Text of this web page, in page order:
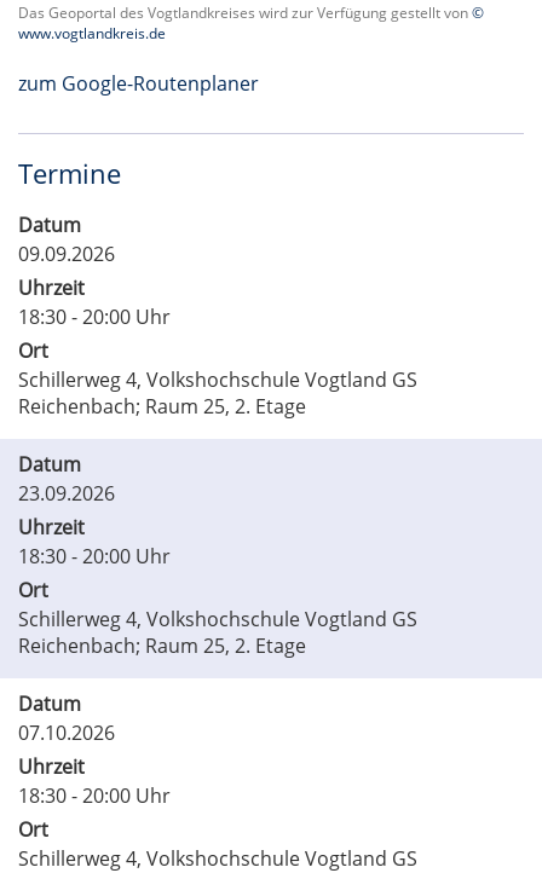
Das Geoportal des Vogtlandkreises wird zur Verfügung gestellt von©
www.vogtlandkreis.de
zum Google-Routenplaner
Termine
Datum
09.09.2026
Uhrzeit
18:30 - 20:00 Uhr
Ort
Schillerweg 4, Volkshochschule Vogtland GS
Reichenbach; Raum 25, 2. Etage
Datum
23.09.2026
Uhrzeit
18:30 - 20:00 Uhr
Ort
Schillerweg 4, Volkshochschule Vogtland GS
Reichenbach; Raum 25, 2. Etage
Datum
07.10.2026
Uhrzeit
18:30 - 20:00 Uhr
Ort
Schillerweg 4, Volkshochschule Vogtland GS